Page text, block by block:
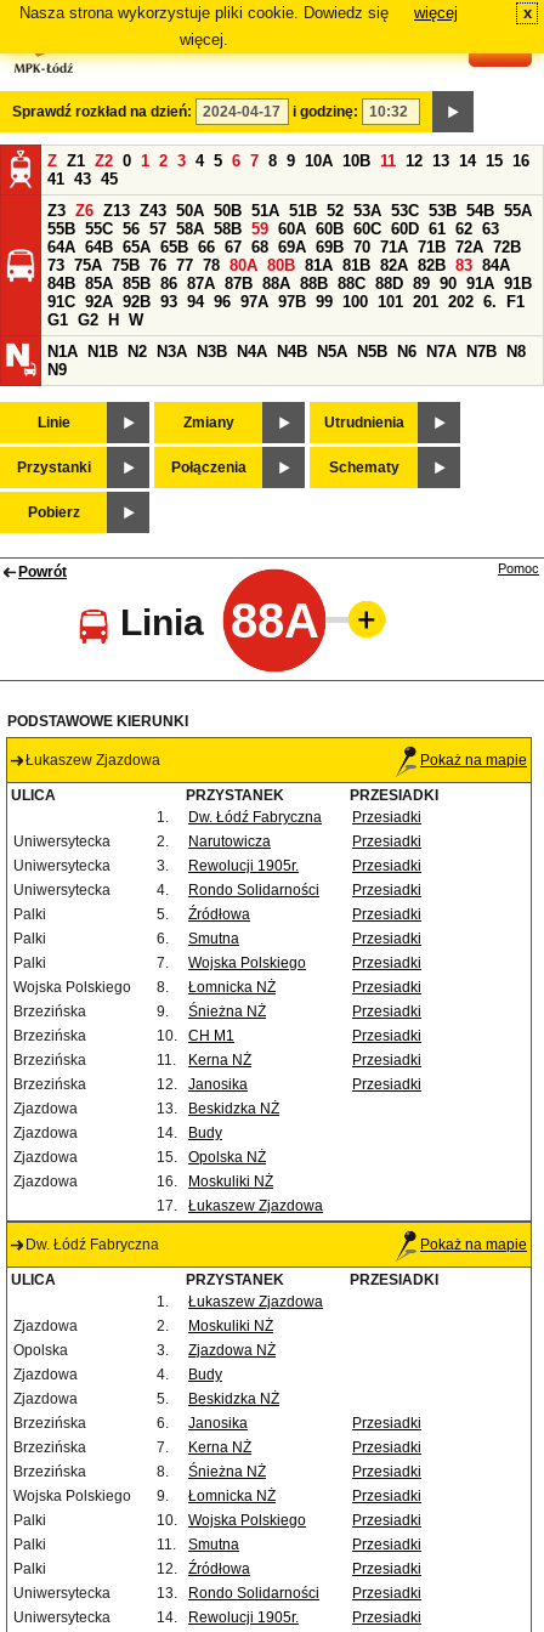
Nasza strona wykorzystuje pliki cookie. Dowiedz się
więcej.
więcej x
Sprawdź rozkład na dzień: i godzinę:
Z Z1 Z2 0 1 2 3 4 5 6 7 8 9 10A 10B 11 12 13 14 15 16
41 43 45
Z3 Z6 Z13 Z43 50A 50B 51A 51B 52 53A 53C 53B 54B 55A
55B 55C 56 57 58A 58B 59 60A 60B 60C 60D 61 62 63
64A 64B 65A 65B 66 67 68 69A 69B 70 71A 71B 72A 72B
73 75A 75B 76 77 78 80A 80B 81A 81B 82A 82B 83 84A
84B 85A 85B 86 87A 87B 88A 88B 88C 88D 89 90 91A 91B
91C 92A 92B 93 94 96 97A 97B 99 100 101 201 202 6.
F1
G1 G2 H
W
N1A
N1B N2 N3A N3B N4A N4B N5A N5B N6 N7A N7B
N8
N9
Linie Zmiany Utrudnienia
Przystanki Połączenia Schematy
Pobierz
Powrót
Linia 88A
Pomoc
PODSTAWOWE KIERUNKI
Łukaszew Zjazdowa Pokaż na mapie
ULICA PRZYSTANEK
PRZESIADKI
1.
Dw. Łódź Fabryczna
Przesiadki
Uniwersytecka
2. Narutowicza
Przesiadki
Uniwersytecka
3. Rewolucji 1905r.
Przesiadki
Uniwersytecka
4. Rondo Solidarności
Przesiadki
Palki
5. Źródłowa
Przesiadki
Palki
6. Smutna
Przesiadki
Palki
7. Wojska Polskiego
Przesiadki
Wojska Polskiego
8. Łomnicka NŻ
Przesiadki
Brzezińska
9. Śnieżna NŻ
Przesiadki
Brzezińska
10. CH M1
Przesiadki
Brzezińska
11. Kerna NŻ
Przesiadki
Brzezińska
12. Janosika
Przesiadki
Zjazdowa
13.
Beskidzka NŻ
Zjazdowa
14.
Budy
Zjazdowa
15.
Opolska NŻ
Zjazdowa
16.
Moskuliki NŻ
17.
Łukaszew Zjazdowa
Dw. Łódź Fabryczna Pokaż na mapie
ULICA PRZYSTANEK
PRZESIADKI
1.
Łukaszew Zjazdowa
Zjazdowa
2.
Moskuliki NŻ
Opolska
3.
Zjazdowa NŻ
Zjazdowa
4.
Budy
Zjazdowa
5.
Beskidzka NŻ
Brzezińska
6. Janosika
Przesiadki
Brzezińska
7. Kerna NŻ
Przesiadki
Brzezińska
8. Śnieżna NŻ
Przesiadki
Wojska Polskiego
9. Łomnicka NŻ
Przesiadki
Palki
10. Wojska Polskiego
Przesiadki
Palki
11. Smutna
Przesiadki
Palki
12. Źródłowa
Przesiadki
Uniwersytecka
13. Rondo Solidarności
Przesiadki
Uniwersytecka
14. Rewolucji 1905r. Przesiadki